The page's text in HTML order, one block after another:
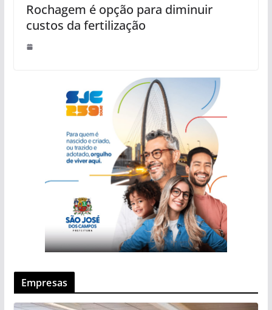
Rochagem é opção para diminuir
custos da fertilização
Empresas